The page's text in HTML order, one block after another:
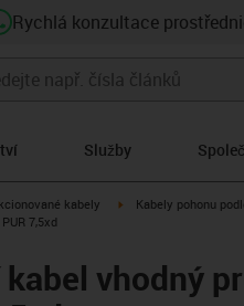
Rychlá konzultace
Služby
arrow-rightkabely igus-icon-arrow-right
Kabely pohonu
7,5xd
vhodný